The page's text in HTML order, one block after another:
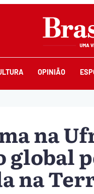
OPINIÃO
na
global
na